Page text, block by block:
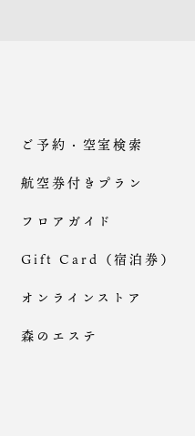
ご予約・空室検索
航空券付きプラン
フロアガイド
Gift Card（宿泊券）
オンラインストア
森のエステ